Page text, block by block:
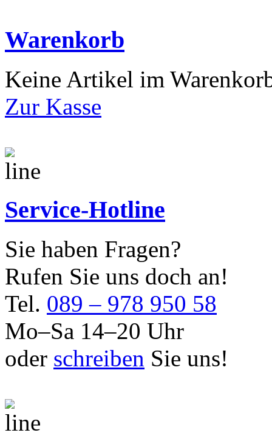
Warenkorb
Keine Artikel im
Zur Kasse
Service-Hotline
Sie haben Fragen?
Rufen Sie uns doch an!
Tel. 089 – 978 950 58
Mo–Sa 14–20 Uhr
oder schreiben Sie uns!